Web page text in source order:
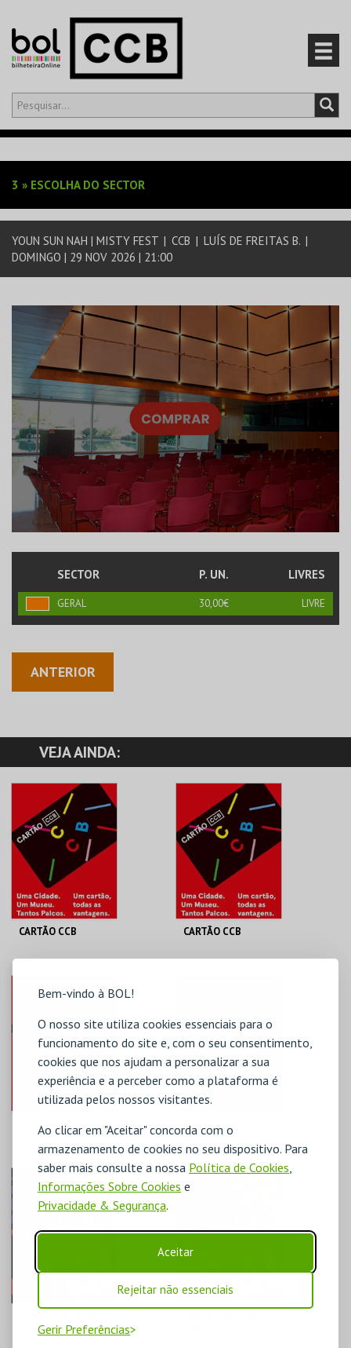
Bem-vindo à BOL!
O nosso site utiliza cookies essenciais para o
funcionamento do site e, com o seu consentimento,
cookies que nos ajudam a personalizar a sua
experiência e a perceber como a plataforma é
utilizada pelos nossos visitantes.
Ao clicar em "Aceitar" concorda com o
armazenamento de cookies no seu dispositivo. Para
saber mais consulte a nossa Política de Cookies
Informações Sobre Cookies e
Privacidade & Segurança.
Aceitar
Rejeitar não essenciais
Gerir Preferências
Olá,iniciar sessão
EVENTOS
CARTÕES
3 » ESCOLHA DO SECTOR
YOUN SUN NAH | MISTY FEST | CCB | LUÍS DE FREITAS B. |
DOMINGO | 29 NOV 2026 | 21:00
SECTOR P. UN. LIVRES
GERAL 30,00€ LIVRE
ANTERIOR
VEJA AINDA:
CARTÃO CCB
UNO | ANUAL
MAIS INFO
COMPRAR
CARTÃO CCB
MAIS INFO
COMPRAR
CARTÃO CCB
>65 | ANUAL
CARTÃO CCB
FUNDAÇÃO CCB
DUPLO | ANUAL